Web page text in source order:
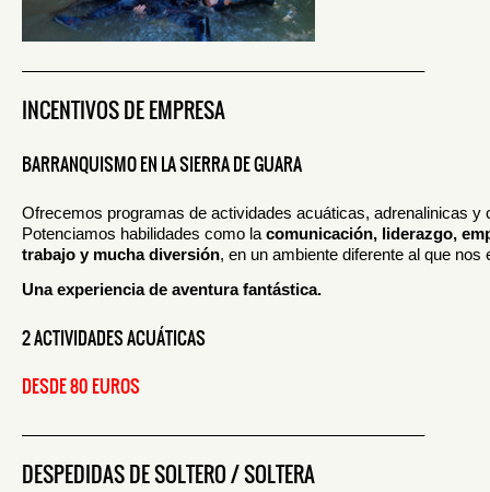
————————————————————————–
INCENTIVOS DE EMPRESA
BARRANQUISMO EN LA SIERRA DE GUARA
Ofrecemos programas de actividades acuáticas, adrenalinicas y
Potenciamos habilidades como lacomunicación, liderazgo,
trabajo y mucha diversión, en un ambiente diferente al que
Una experiencia de aventura fantástica.
2 ACTIVIDADES ACUÁTICAS
DESDE 80 EUROS
————————————————————————–
DESPEDIDAS DE SOLTERO / SOLTERA